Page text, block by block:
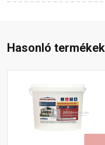
Hasonló termékek